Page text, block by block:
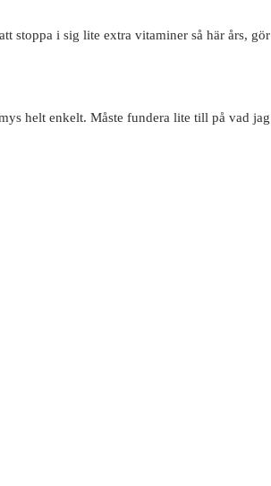
stoppa i sig lite extra vitaminer så här års,
helt enkelt. Måste fundera lite till på vad jag